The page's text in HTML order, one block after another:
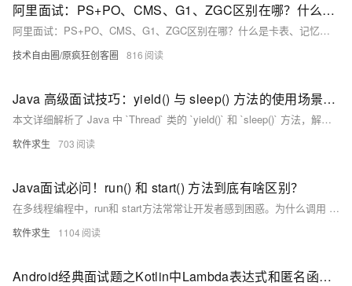
阿里面试：PS+PO、CMS、G1、ZGC区别在哪？什么是卡表、记忆集、联合表？问懵了，尼恩来一个 图解+秒懂+史上最全的答案
阿里面试：PS+PO、CMS、G1、ZGC区别在哪？什么是卡表、记忆集、联合表？问懵了，尼恩来一个 图解+秒懂+史上最全的答案
技术自由圈/原疯狂创客圈 816
Java 高级面试技巧：yield() 与 sleep() 方法的使用场景和区别
本文详细解析了 Java 中 `Thread` 类的 `yield()` 和 `sleep()` 方法，解释了它们的作用、区别及为什么是静态方法。`yield()` 让当前线程释放 CPU 时间片，给其他同等优先级线程运行机会，但不保证暂停；`sleep()` 则让线程进入休眠状态，指定时间后继续执行。两者都是静态方法，因为它们影响线程调度机制而非单一线程行为。这些知识点在面试中常被提及，掌握它们有助于更好地应对多线程编程问题。
软件求生 703
Java面试必问！run() 和 start() 方法到底有啥区别？
在多线程编程中，run和 start方法常常让开发者感到困惑。为什么调用 start 才能启动线程，而直接调用 run只是普通方法调用？这篇文章将通过一个简单的例子，详细解析这两者的区别，帮助你在面试中脱颖而出，理解多线程背后的机制和原理。
软件求生 1104
Android经典面试题之Kotlin中Lambda表达式和匿名函数的区别